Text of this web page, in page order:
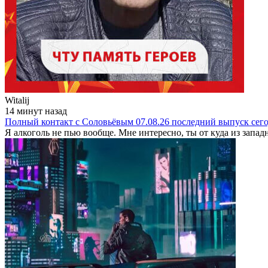
Witalij
14 минут назад
Полный контакт с Соловьёвым 07.08.26 последний выпуск
Я алкоголь не пью вообще. Мне интересно, ты от куда из